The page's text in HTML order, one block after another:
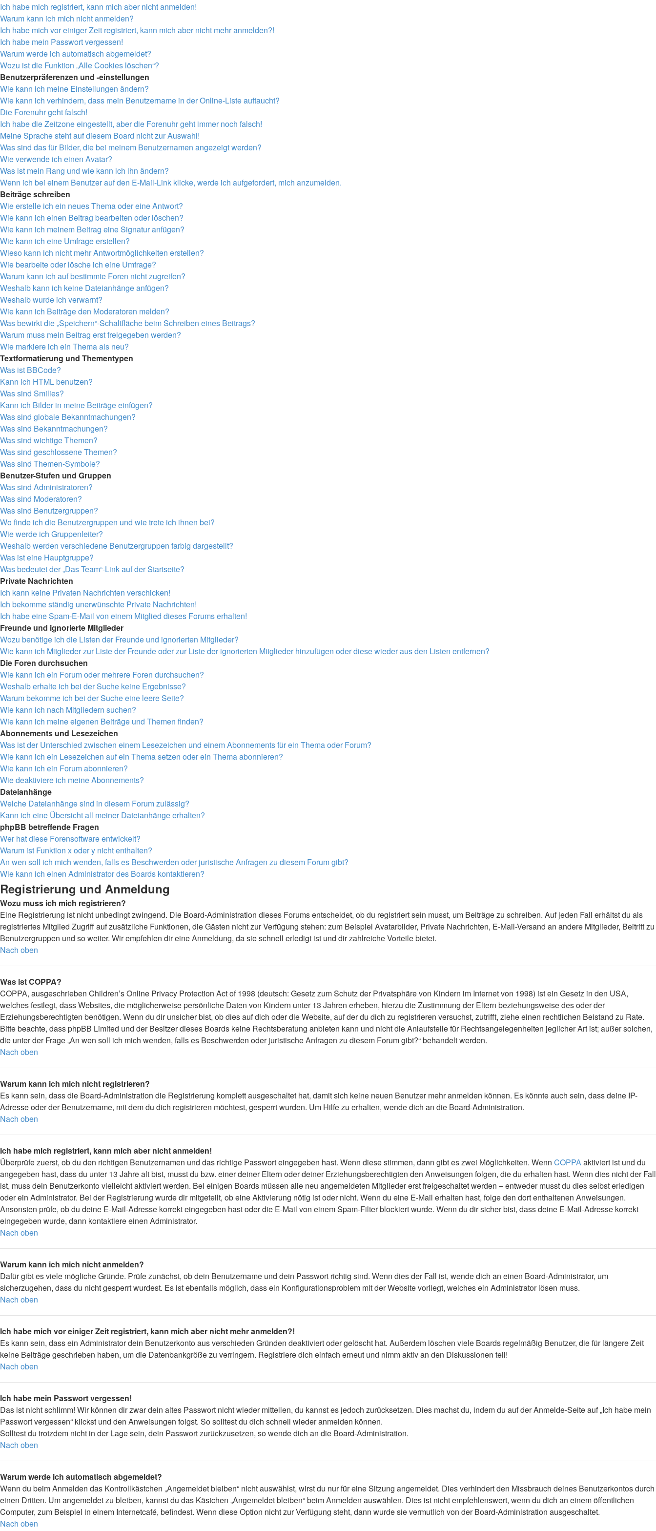
Ich habe mich registriert, kann mich aber nicht anmelden!
Warum kann ich mich nicht anmelden?
Ich habe mich vor einiger Zeit registriert, kann mich aber nicht mehr anmelden?!
Ich habe mein Passwort vergessen!
Warum werde ich automatisch abgemeldet?
Wozu ist die Funktion „Alle Cookies löschen“?
Benutzerpräferenzen und -einstellungen
Wie kann ich meine Einstellungen ändern?
Wie kann ich verhindern, dass mein Benutzername in der Online-Liste auftaucht?
Die Forenuhr geht falsch!
Ich habe die Zeitzone eingestellt, aber die Forenuhr geht immer noch falsch!
Meine Sprache steht auf diesem Board nicht zur Auswahl!
Was sind das für Bilder, die bei meinem Benutzernamen angezeigt werden?
Wie verwende ich einen Avatar?
Was ist mein Rang und wie kann ich ihn ändern?
Wenn ich bei einem Benutzer auf den E-Mail-Link klicke, werde ich aufgefordert, mich anzumelden.
Beiträge schreiben
Wie erstelle ich ein neues Thema oder eine Antwort?
Wie kann ich einen Beitrag bearbeiten oder löschen?
Wie kann ich meinem Beitrag eine Signatur anfügen?
Wie kann ich eine Umfrage erstellen?
Wieso kann ich nicht mehr Antwortmöglichkeiten erstellen?
Wie bearbeite oder lösche ich eine Umfrage?
Warum kann ich auf bestimmte Foren nicht zugreifen?
Weshalb kann ich keine Dateianhänge anfügen?
Weshalb wurde ich verwarnt?
Wie kann ich Beiträge den Moderatoren melden?
Was bewirkt die „Speichern“-Schaltfläche beim Schreiben eines Beitrags?
Warum muss mein Beitrag erst freigegeben werden?
Wie markiere ich ein Thema als neu?
Textformatierung und Thementypen
Was ist BBCode?
Kann ich HTML benutzen?
Was sind Smilies?
Kann ich Bilder in meine Beiträge einfügen?
Was sind globale Bekanntmachungen?
Was sind Bekanntmachungen?
Was sind wichtige Themen?
Was sind geschlossene Themen?
Was sind Themen-Symbole?
Benutzer-Stufen und Gruppen
Was sind Administratoren?
Was sind Moderatoren?
Was sind Benutzergruppen?
Wo finde ich die Benutzergruppen und wie trete ich ihnen bei?
Wie werde ich Gruppenleiter?
Weshalb werden verschiedene Benutzergruppen farbig dargestellt?
Was ist eine Hauptgruppe?
Was bedeutet der „Das Team“-Link auf der Startseite?
Private Nachrichten
Ich kann keine Privaten Nachrichten verschicken!
Ich bekomme ständig unerwünschte Private Nachrichten!
Ich habe eine Spam-E-Mail von einem Mitglied dieses Forums erhalten!
Freunde und ignorierte Mitglieder
Wozu benötige ich die Listen der Freunde und ignorierten Mitglieder?
Wie kann ich Mitglieder zur Liste der Freunde oder zur Liste der ignorierten Mitglieder hinzufügen oder diese wieder aus den Listen entfernen?
Die Foren durchsuchen
Wie kann ich ein Forum oder mehrere Foren durchsuchen?
Weshalb erhalte ich bei der Suche keine Ergebnisse?
Warum bekomme ich bei der Suche eine leere Seite?
Wie kann ich nach Mitgliedern suchen?
Wie kann ich meine eigenen Beiträge und Themen finden?
Abonnements und Lesezeichen
Was ist der Unterschied zwischen einem Lesezeichen und einem Abonnements für ein Thema oder Forum?
Wie kann ich ein Lesezeichen auf ein Thema setzen oder ein Thema abonnieren?
Wie kann ich ein Forum abonnieren?
Wie deaktiviere ich meine Abonnements?
Dateianhänge
Welche Dateianhänge sind in diesem Forum zulässig?
Kann ich eine Übersicht all meiner Dateianhänge erhalten?
phpBB betreffende Fragen
Wer hat diese Forensoftware entwickelt?
Warum ist Funktion x oder y nicht enthalten?
An wen soll ich mich wenden, falls es Beschwerden oder juristische Anfragen zu diesem Forum gibt?
Wie kann ich einen Administrator des Boards kontaktieren?
Registrierung und Anmeldung
Wozu muss ich mich registrieren?
Eine Registrierung ist nicht unbedingt zwingend. Die Board-Administration dieses Forums entscheidet, ob du registriert sein musst, um Beiträge zu schreiben. Auf jeden Fall erhältst du als
registriertes Mitglied Zugriff auf zusätzliche Funktionen, die Gästen nicht zur Verfügung stehen: zum Beispiel Avatarbilder, Private Nachrichten, E-Mail-Versand an andere Mitglieder, Beitritt zu
Benutzergruppen und so weiter. Wir empfehlen dir eine Anmeldung, da sie schnell erledigt ist und dir zahlreiche Vorteile bietet.
Nach oben
Was ist COPPA?
COPPA, ausgeschrieben Children’s Online Privacy Protection Act of 1998 (deutsch: Gesetz zum Schutz der Privatsphäre von Kindern im Internet von 1998) ist ein Gesetz in den USA,
welches festlegt, dass Websites, die möglicherweise persönliche Daten von Kindern unter 13 Jahren erheben, hierzu die Zustimmung der Eltern beziehungsweise des oder der
Erziehungsberechtigten benötigen. Wenn du dir unsicher bist, ob dies auf dich oder die Website, auf der du dich zu registrieren versuchst, zutrifft, ziehe einen rechtlichen Beistand zu Rate.
Bitte beachte, dass phpBB Limited und der Besitzer dieses Boards keine Rechtsberatung anbieten kann und nicht die Anlaufstelle für Rechtsangelegenheiten jeglicher Art ist; außer solchen,
die unter der Frage „An wen soll ich mich wenden, falls es Beschwerden oder juristische Anfragen zu diesem Forum gibt?“ behandelt werden.
Nach oben
Warum kann ich mich nicht registrieren?
Es kann sein, dass die Board-Administration die Registrierung komplett ausgeschaltet hat, damit sich keine neuen Benutzer mehr anmelden können. Es könnte auch sein, dass deine IP-
Adresse oder der Benutzername, mit dem du dich registrieren möchtest, gesperrt wurden. Um Hilfe zu erhalten, wende dich an die Board-Administration.
Nach oben
Ich habe mich registriert, kann mich aber nicht anmelden!
Überprüfe zuerst, ob du den richtigen Benutzernamen und das richtige Passwort eingegeben hast. Wenn diese stimmen, dann gibt es zwei Möglichkeiten. Wenn COPPAaktiviert ist und du
angegeben hast, dass du unter 13 Jahre alt bist, musst du bzw. einer deiner Eltern oder deiner Erziehungsberechtigten den Anweisungen folgen, die du erhalten hast. Wenn dies nicht der Fall
ist, muss dein Benutzerkonto vielleicht aktiviert werden. Bei einigen Boards müssen alle neu angemeldeten Mitglieder erst freigeschaltet werden – entweder musst du dies selbst erledigen
oder ein Administrator. Bei der Registrierung wurde dir mitgeteilt, ob eine Aktivierung nötig ist oder nicht. Wenn du eine E-Mail erhalten hast, folge den dort enthaltenen Anweisungen.
Ansonsten prüfe, ob du deine E-Mail-Adresse korrekt eingegeben hast oder die E-Mail von einem Spam-Filter blockiert wurde. Wenn du dir sicher bist, dass deine E-Mail-Adresse korrekt
eingegeben wurde, dann kontaktiere einen Administrator.
Nach oben
Warum kann ich mich nicht anmelden?
Dafür gibt es viele mögliche Gründe. Prüfe zunächst, ob dein Benutzername und dein Passwort richtig sind. Wenn dies der Fall ist, wende dich an einen Board-Administrator, um
sicherzugehen, dass du nicht gesperrt wurdest. Es ist ebenfalls möglich, dass ein Konfigurationsproblem mit der Website vorliegt, welches ein Administrator lösen muss.
Nach oben
Ich habe mich vor einiger Zeit registriert, kann mich aber nicht mehr anmelden?!
Es kann sein, dass ein Administrator dein Benutzerkonto aus verschieden Gründen deaktiviert oder gelöscht hat. Außerdem löschen viele Boards regelmäßig Benutzer, die für längere Zeit
keine Beiträge geschrieben haben, um die Datenbankgröße zu verringern. Registriere dich einfach erneut und nimm aktiv an den Diskussionen teil!
Nach oben
Ich habe mein Passwort vergessen!
Das ist nicht schlimm! Wir können dir zwar dein altes Passwort nicht wieder mitteilen, du kannst es jedoch zurücksetzen. Dies machst du, indem du auf der Anmelde-Seite auf „Ich habe mein
Passwort vergessen“ klickst und den Anweisungen folgst. So solltest du dich schnell wieder anmelden können.
Solltest du trotzdem nicht in der Lage sein, dein Passwort zurückzusetzen, so wende dich an die Board-Administration.
Nach oben
Warum werde ich automatisch abgemeldet?
Wenn du beim Anmelden das Kontrollkästchen „Angemeldet bleiben“ nicht auswählst, wirst du nur für eine Sitzung angemeldet. Dies verhindert den Missbrauch deines Benutzerkontos durch
einen Dritten. Um angemeldet zu bleiben, kannst du das Kästchen „Angemeldet bleiben“ beim Anmelden auswählen. Dies ist nicht empfehlenswert, wenn du dich an einem öffentlichen
Computer, zum Beispiel in einem Internetcafé, befindest. Wenn diese Option nicht zur Verfügung steht, dann wurde sie vermutlich von der Board-Administration ausgeschaltet.
Nach oben